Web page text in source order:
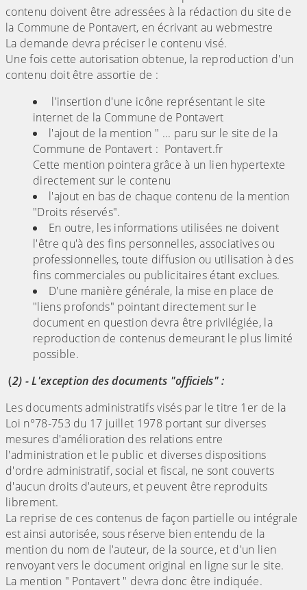
contenu doivent être adressées à la rédaction du site de
la Commune de Pontavert, en écrivant au webmestre
La demande devra préciser le contenu visé.
Une fois cette autorisation obtenue, la reproduction d'un
contenu doit être assortie de :
l'insertion d'une icône représentant le site
internet de la Commune de Pontavert
l'ajout de la mention " ... paru sur le site de la
Commune de Pontavert : Pontavert.fr
Cette mention pointera grâce à un lien hypertexte
directement sur le contenu
l'ajout en bas de chaque contenu de la mention
"Droits réservés".
En outre, les informations utilisées ne doivent
l'être qu'à des fins personnelles, associatives ou
professionnelles, toute diffusion ou utilisation à des
fins commerciales ou publicitaires étant exclues.
D'une manière générale, la mise en place de
"liens profonds" pointant directement sur le
document en question devra être privilégiée, la
reproduction de contenus demeurant le plus limité
possible.
(2) - L'exception des documents "officiels" :
Les documents administratifs visés par le titre 1er de la
Loi n°78-753 du 17 juillet 1978 portant sur diverses
mesures d'amélioration des relations entre
l'administration et le public et diverses dispositions
d'ordre administratif, social et fiscal, ne sont couverts
d'aucun droits d'auteurs, et peuvent être reproduits
librement.
La reprise de ces contenus de façon partielle ou intégrale
est ainsi autorisée, sous réserve bien entendu de la
mention du nom de l'auteur, de la source, et d'un lien
renvoyant vers le document original en ligne sur le site.
La mention " Pontavert " devra donc être indiquée.